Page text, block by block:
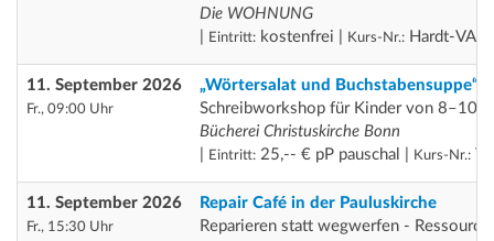
Die WOHNUNG
Eintritt: kostenfrei | Kurs-Nr.: Hardt-VA
11. September 2026
Fr., 09:00 Uhr
„Wörtersalat und Buchstabensuppe“
Schreibworkshop für Kinder von 8–10
Bücherei Christuskirche Bonn
Eintritt: 25,-- € pP pauschal | Kurs-Nr.:
11. September 2026
Fr., 15:30 Uhr
Repair Café in der Pauluskirche
Reparieren statt wegwerfen -